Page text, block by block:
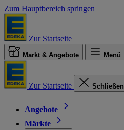
Zum Hauptbereich springen
Zur Startseite
Markt & Angebote Menü
Zur Startseite Schließen
Angebote
Märkte